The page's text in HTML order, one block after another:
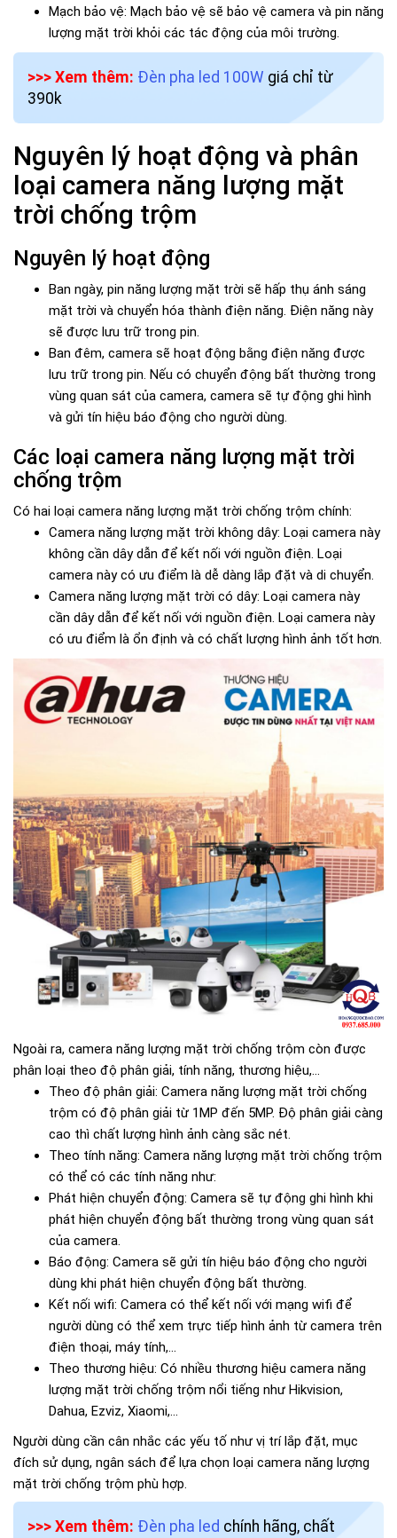
Mạch bảo vệ: Mạch bảo vệ sẽ bảo vệ camera và pin năng
lượng mặt trời khỏi các tác động của môi trường.
>>> Xem thêm: Đèn pha led 100W giá chỉ từ
390k
Nguyên lý hoạt động và phân
loại camera năng lượng mặt
trời chống trộm
Nguyên lý hoạt động
Ban ngày, pin năng lượng mặt trời sẽ hấp thụ ánh sáng
mặt trời và chuyển hóa thành điện năng. Điện năng này
sẽ được lưu trữ trong pin.
Ban đêm, camera sẽ hoạt động bằng điện năng được
lưu trữ trong pin. Nếu có chuyển động bất thường trong
vùng quan sát của camera, camera sẽ tự động ghi hình
và gửi tín hiệu báo động cho người dùng.
Các loại camera năng lượng mặt trời
chống trộm
Có hai loại camera năng lượng mặt trời chống trộm chính:
Camera năng lượng mặt trời không dây: Loại camera này
không cần dây dẫn để kết nối với nguồn điện. Loại
camera này có ưu điểm là dễ dàng lắp đặt và di chuyển.
Camera năng lượng mặt trời có dây: Loại camera này
cần dây dẫn để kết nối với nguồn điện. Loại camera này
có ưu điểm là ổn định và có chất lượng hình ảnh tốt hơn.
Ngoài ra, camera năng lượng mặt trời chống trộm còn được
phân loại theo độ phân giải, tính năng, thương hiệu,...
Theo độ phân giải: Camera năng lượng mặt trời chống
trộm có độ phân giải từ 1MP đến 5MP. Độ phân giải càng
cao thì chất lượng hình ảnh càng sắc nét.
Theo tính năng: Camera năng lượng mặt trời chống trộm
có thể có các tính năng như:
Phát hiện chuyển động: Camera sẽ tự động ghi hình khi
phát hiện chuyển động bất thường trong vùng quan sát
của camera.
Báo động: Camera sẽ gửi tín hiệu báo động cho người
dùng khi phát hiện chuyển động bất thường.
Kết nối wifi: Camera có thể kết nối với mạng wifi để
người dùng có thể xem trực tiếp hình ảnh từ camera trên
điện thoại, máy tính,...
Theo thương hiệu: Có nhiều thương hiệu camera năng
lượng mặt trời chống trộm nổi tiếng như Hikvision,
Dahua, Ezviz, Xiaomi,...
Người dùng cần cân nhắc các yếu tố như vị trí lắp đặt, mục
đích sử dụng, ngân sách để lựa chọn loại camera năng lượng
mặt trời chống trộm phù hợp.
>>> Xem thêm: Đèn pha led chính hãng, chất